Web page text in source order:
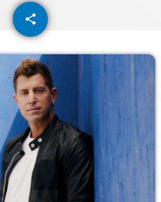
share
email